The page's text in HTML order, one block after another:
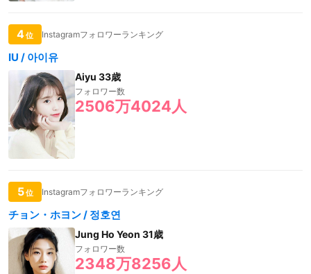
4位 Instagramフォロワーランキング
IU / 아이유
Aiyu 33歳
フォロワー数
2506万4024人
5位 Instagramフォロワーランキング
チョン・ホヨン / 정호연
Jung Ho Yeon 31歳
フォロワー数
2348万8256人